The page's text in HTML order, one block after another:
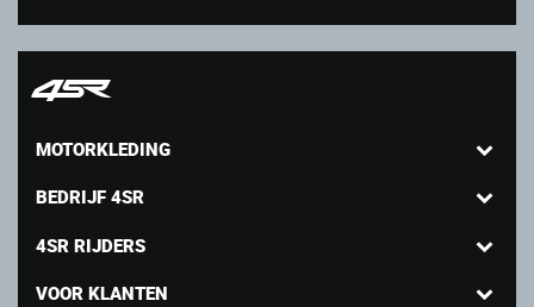
MOTORKLEDING
BEDRIJF 4SR
4SR RIJDERS
VOOR KLANTEN